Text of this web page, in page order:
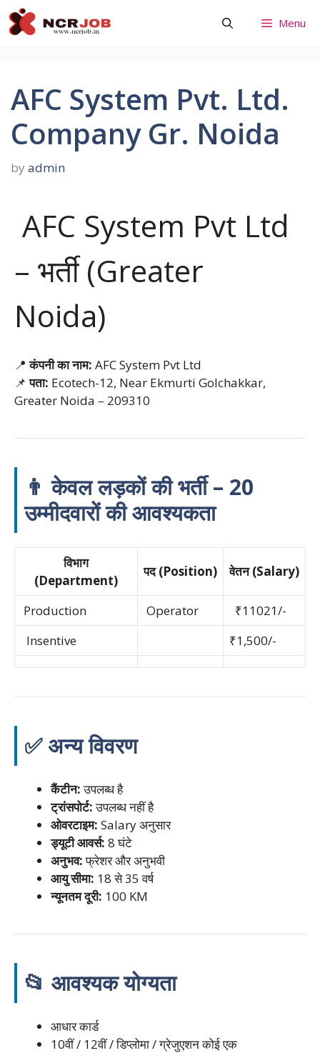
Skip
to
Menu
AFC System Pvt. Ltd.
Company Gr. Noida
by admin
AFC System Pvt Ltd
– भर्ती (Greater
Noida)
📍कंपनी का नाम: AFC System Pvt Ltd
📌पता: Ecotech-12, Near Ekmurti Golchakkar,
Greater Noida – 209310
👨 केवल लड़कों की भर्ती – 20
उम्मीदवारों की आवश्यकता
विभाग
(Department)
पद (Position) वेतन (Salary)
Production Operator
₹11021/-
Insentive
₹1,500/-
✅ अन्य विवरण
कैंटीन:उपलब्ध है
ट्रांसपोर्ट:उपलब्ध नहीं है
ओवरटाइम: Salary अनुसार
ड्यूटी आवर्स: 8 घंटे
अनुभव:फ्रेशर और अनुभवी
आयु सीमा: 18 से 35 वर्ष
न्यूनतम दूरी: 100 KM
📂 आवश्यक योग्यता
आधार कार्ड
10वीं / 12वीं / डिप्लोमा / ग्रेजुएशन कोई एक